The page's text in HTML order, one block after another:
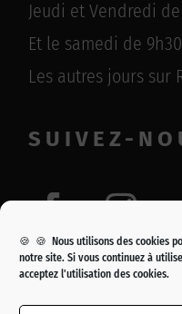
🍪 🍪 Nous utilisons des cookies
notre site. Si vous continuez à
acceptez l'utilisation des cookies.
Jeudi et Vendredi de
Et le samedi de
Les autres jours sur
SUIVEZ-